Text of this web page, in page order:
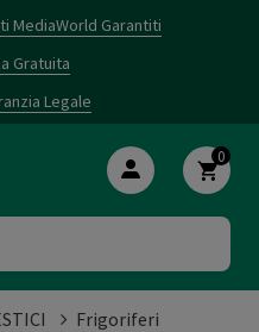
MediaWorld Garantiti
Gratuita
Legale
0
Frigoriferi